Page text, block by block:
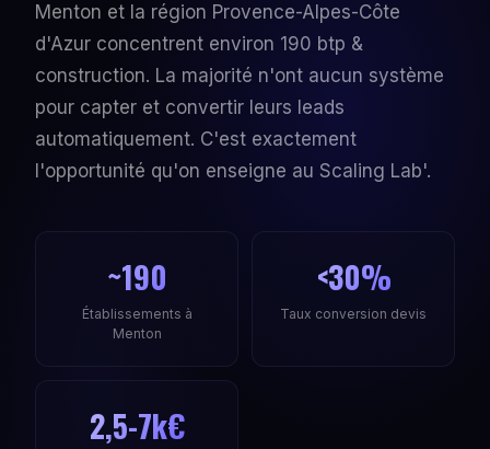
Menton et la région Provence-Alpes-Côte
d'Azur concentrent environ 190 btp &
construction. La majorité n'ont aucun système
pour capter et convertir leurs leads
automatiquement. C'est exactement
l'opportunité qu'on enseigne au Scaling Lab'.
~190
Établissements à
Menton
<30%
Taux conversion devis
2,5-7k€